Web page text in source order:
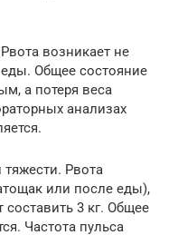
возникает не
Общее состояние
а потеря веса
анализах
тяжести. Рвота
или после еды),
составить 3 кг. Общее
Частота пульса